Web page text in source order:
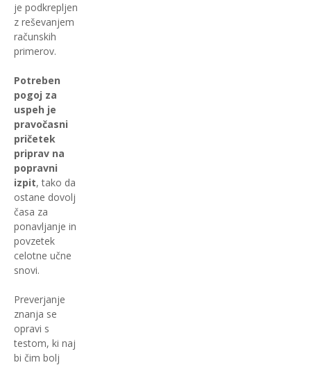
je podkrepljen
z reševanjem
računskih
primerov.
Potreben
pogoj za
uspeh je
pravočasni
pričetek
priprav na
popravni
izpit, tako da
ostane dovolj
časa za
ponavljanje in
povzetek
celotne učne
snovi.
Preverjanje
znanja se
opravi s
testom, ki naj
bi čim bolj